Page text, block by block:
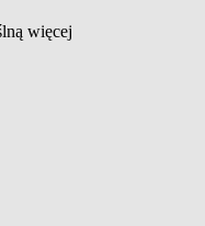
więcej